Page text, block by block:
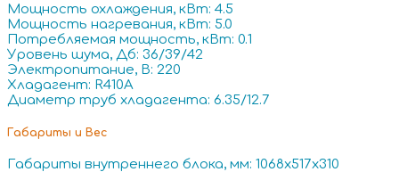
Мощность охлаждения, кВт: 4.5
Мощность нагревания, кВт: 5.0
Потребляемая мощность, кВт: 0.1
Уровень шума, Дб: 36/39/42
Электропитание, В: 220
Хладагент: R410A
Диаметр труб хладагента: 6.35/12.7
Габариты и Вес
Габариты внутреннего блока, мм: 1068x517x310